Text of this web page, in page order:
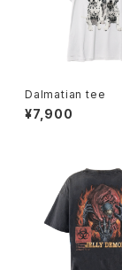
Dalmatian tee
¥7,900